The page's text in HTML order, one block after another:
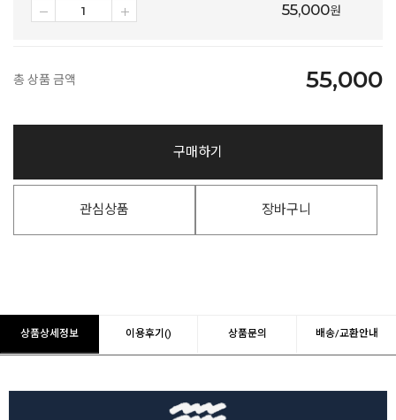
55,000원
총 상품 금액 55,000
구매하기
관심상품 장바구니
상품상세정보 이용후기() 상품문의 배송/교환안내